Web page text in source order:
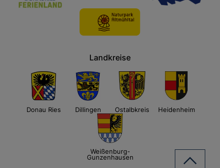
Landkreise
Donau Ries Dillingen Ostalbkreis Heidenheim
Weißenburg-
Gunzenhausen